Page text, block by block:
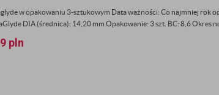
w opakowaniu 3-sztukowym Data ważności: Co najmniej rok
DIA (średnica): 14,20 mm Opakowanie: 3 szt. BC: 8,6 Okres
pln